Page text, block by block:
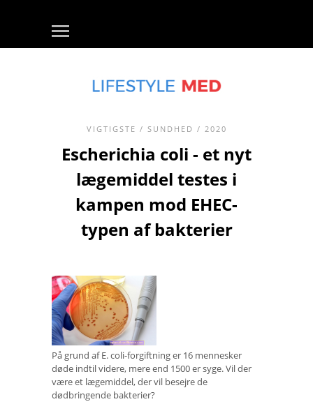
VIGTIGSTE / SUNDHED / 2020
Escherichia coli - et nyt
lægemiddel testes i
kampen mod EHEC-
typen af ​​bakterier
På grund af E. coli-forgiftning er 16 mennesker
døde indtil videre, mere end 1500 er syge. Vil der
være et lægemiddel, der vil besejre de
dødbringende bakterier?